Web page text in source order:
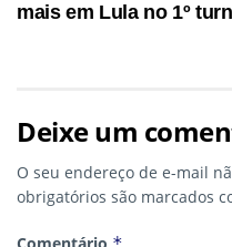
mais em Lula no 1º
Deixe um
O seu endereço de e-mail
obrigatórios são marcados